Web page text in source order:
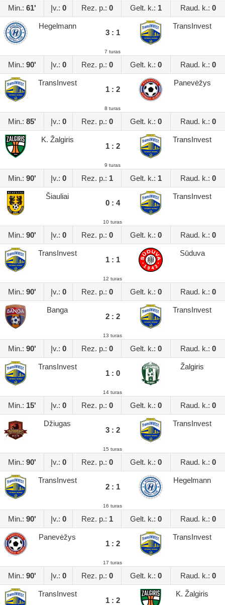
Min.: 61' Įv.: 0 Rez. p.: 0 Gelt. k.: 1 Raud. k.: 0
Hegelmann
3 : 1
TransInvest
7 turas
Min.: 90' Įv.: 0 Rez. p.: 0 Gelt. k.: 0 Raud. k.: 0
TransInvest
1 : 2
Panevėžys
8 turas
Min.: 85' Įv.: 0 Rez. p.: 0 Gelt. k.: 0 Raud. k.: 0
K. Žalgiris
1 : 2
TransInvest
9 turas
Min.: 90' Įv.: 0 Rez. p.: 1 Gelt. k.: 1 Raud. k.: 0
Šiauliai
0 : 4
TransInvest
10 turas
Min.: 90' Įv.: 0 Rez. p.: 0 Gelt. k.: 0 Raud. k.: 0
TransInvest
1 : 1
Sūduva
12 turas
Min.: 90' Įv.: 0 Rez. p.: 0 Gelt. k.: 0 Raud. k.: 0
Banga
2 : 2
TransInvest
13 turas
Min.: 90' Įv.: 0 Rez. p.: 0 Gelt. k.: 0 Raud. k.: 0
TransInvest
1 : 0
Žalgiris
14 turas
Min.: 15' Įv.: 0 Rez. p.: 0 Gelt. k.: 0 Raud. k.: 0
Džiugas
3 : 2
TransInvest
15 turas
Min.: 90' Įv.: 0 Rez. p.: 0 Gelt. k.: 0 Raud. k.: 0
TransInvest
2 : 1
Hegelmann
16 turas
Min.: 90' Įv.: 0 Rez. p.: 1 Gelt. k.: 0 Raud. k.: 0
Panevėžys
1 : 2
TransInvest
17 turas
Min.: 90' Įv.: 0 Rez. p.: 0 Gelt. k.: 0 Raud. k.: 0
TransInvest
1 : 2
K. Žalgiris